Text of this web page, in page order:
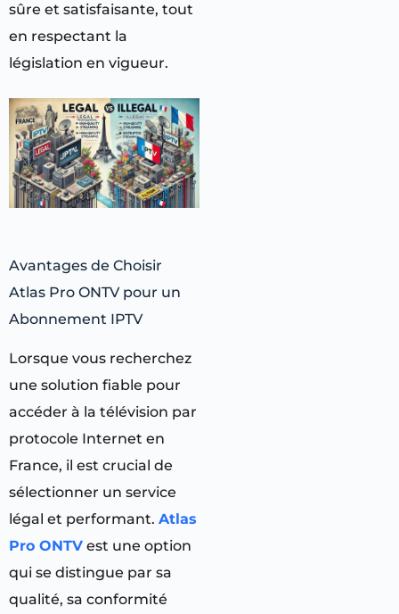
sûre et satisfaisante, tout
en respectant la
législation en vigueur.
Avantages de Choisir
Atlas Pro ONTV pour un
Abonnement IPTV
Lorsque vous recherchez
une solution fiable pour
accéder à la télévision par
protocole Internet en
France, il est crucial de
sélectionner un service
légal et performant. Atlas
Pro ONTV est une option
qui se distingue par sa
qualité, sa conformité